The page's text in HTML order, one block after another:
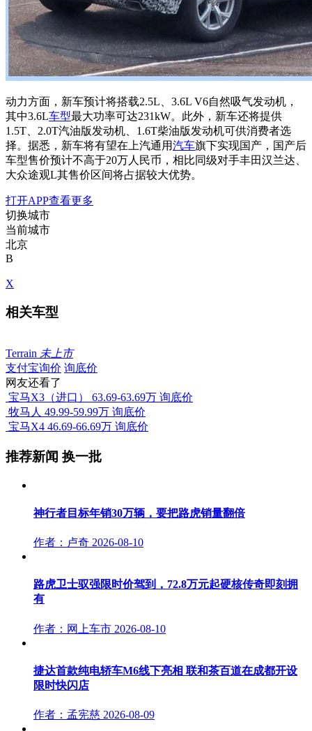
动力方面，新车预计将搭载2.5L、3.6L V6自然吸气发动机，
其中3.6L车型最大功率可达231kW。此外，新车还将提供
1.5T、2.0T汽油版发动机、1.6T柴油版发动机可供消费者选
择。据悉，新车将有望在上汽通用汽车旗下实现国产，国产后
车型售价预计不高于20万人民币，相比同级对手丰田汉兰达、
大众途观L其售价区间将占据较大优势。
打开APP查看更多
切换城市
当前城市
北京
B
X
相关车型
Terrain 未上市
支付宝询价 询底价
网友还看了
宝马X3（进口）
63.69-63.69万 询底价
牧马人 49.99-59.99万 询底价
宝马X4 46.69-66.69万 询底价
推荐新闻 换一批
神行者目标年销30万辆，要把路虎销量翻倍
作者：卢奇 2026-08-10
路虎卫士驭强限时价驾到，72.8万元起硬核传奇即刻拥
有
作者：网上车市 2026-08-10
捷达首款纯电轿车M6线下亮相 联和茶百道在成都开设
限时快闪店
作者：孟宪慈 2026-08-09